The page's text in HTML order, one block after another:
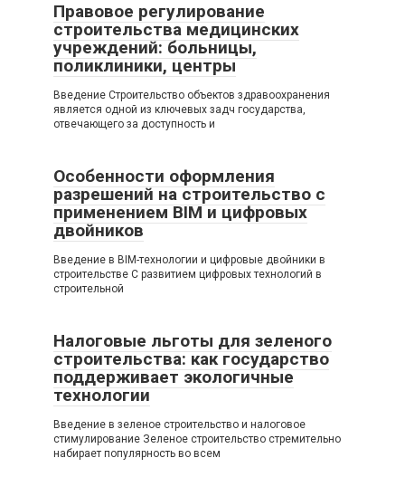
Правовое регулирование
строительства медицинских
учреждений: больницы,
поликлиники, центры
Введение Строительство объектов здравоохранения
является одной из ключевых задч государства,
отвечающего за доступность и
Особенности оформления
разрешений на строительство с
применением BIM и цифровых
двойников
Введение в BIM-технологии и цифровые двойники в
строительстве С развитием цифровых технологий в
строительной
Налоговые льготы для зеленого
строительства: как государство
поддерживает экологичные
технологии
Введение в зеленое строительство и налоговое
стимулирование Зеленое строительство стремительно
набирает популярность во всем